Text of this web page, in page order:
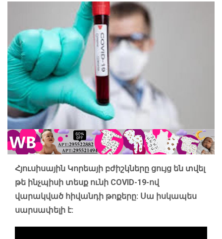
Հյուսիսային Կորեայի բժիշկները ցույց են տվել
թե ինչպիսի տեսք ունի COVID-19-ով
վարակված հիվանդի թոքերը: Սա իսկապես
սարսափելի է: